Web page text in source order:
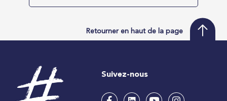
Retourner en haut de la page
Suivez-nous